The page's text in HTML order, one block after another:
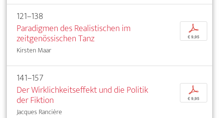
121–138
Paradigmen des Realistischen im
zeitgenössischen Tanz
Kirsten Maar
p
€ 9,95
141–157
Der Wirklichkeitseffekt und die Politik
der Fiktion
Jacques Rancière
p
€ 9,95